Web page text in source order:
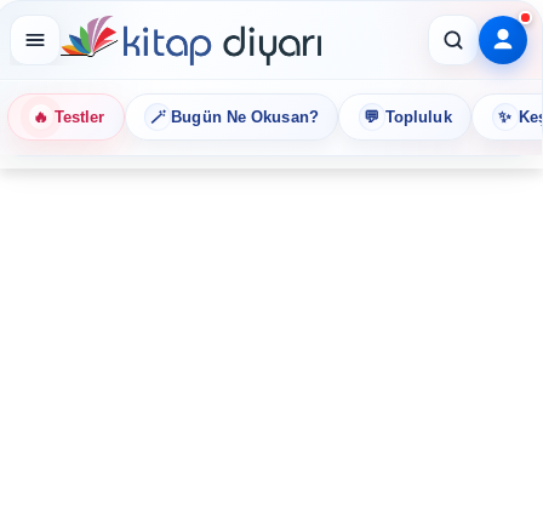
🔥 Testler 🪄 Bugün Ne Okusan? 💬 Topluluk ✨